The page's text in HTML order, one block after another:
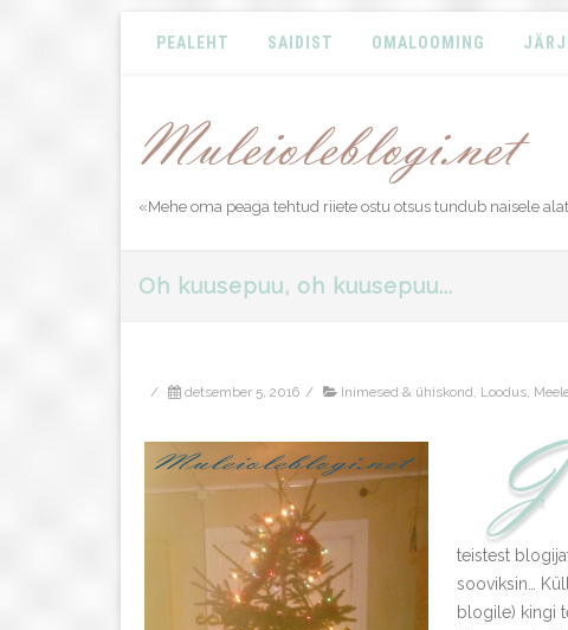
PEALEHT SAIDIST OMALOOMING
«Mehe oma peaga tehtud riiete ostu otsus tundub naisele
Oh kuusepuu, oh kuusepuu...
/ detsember 5, 2016 / Inimesed & ühiskond, Loodus,
J
teistest
sooviksin…
blogile) kingi